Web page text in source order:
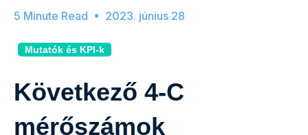
2023. június 28
Mutatók és KPI-k
Következő 4-C
mérőszámok